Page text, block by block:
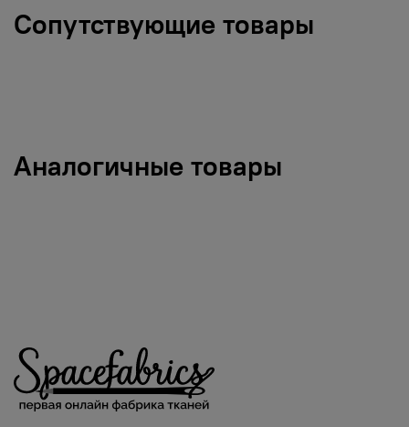
Сопутствующие товары
Аналогичные товары